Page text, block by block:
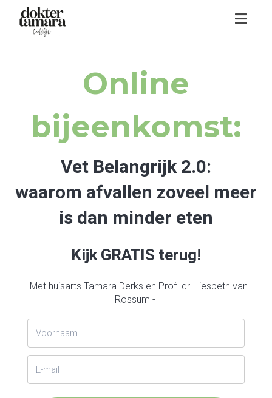
Online
bijeenkomst:
Vet Belangrijk 2.0:
waarom afvallen zoveel meer
is dan minder eten
Kijk GRATIS terug!
- Met huisarts Tamara Derks en Prof. dr. Liesbeth van
Rossum -